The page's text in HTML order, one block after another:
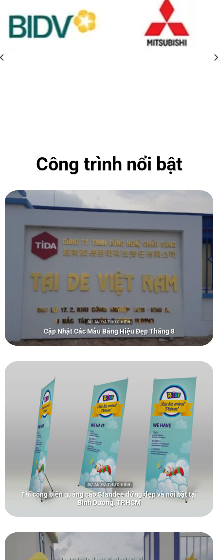
Công trình nổi bật
DỰ ÁN ĐÃ THỰC HIỆN
Cập Nhật Các Mẫu Bảng Hiệu Đẹp Tháng 8
DỰ ÁN ĐÃ THỰC HIỆN
Thi công biển quảng cáo Standee đứng đẹp và nổi bật tại
Bình Dương, TP.HCM